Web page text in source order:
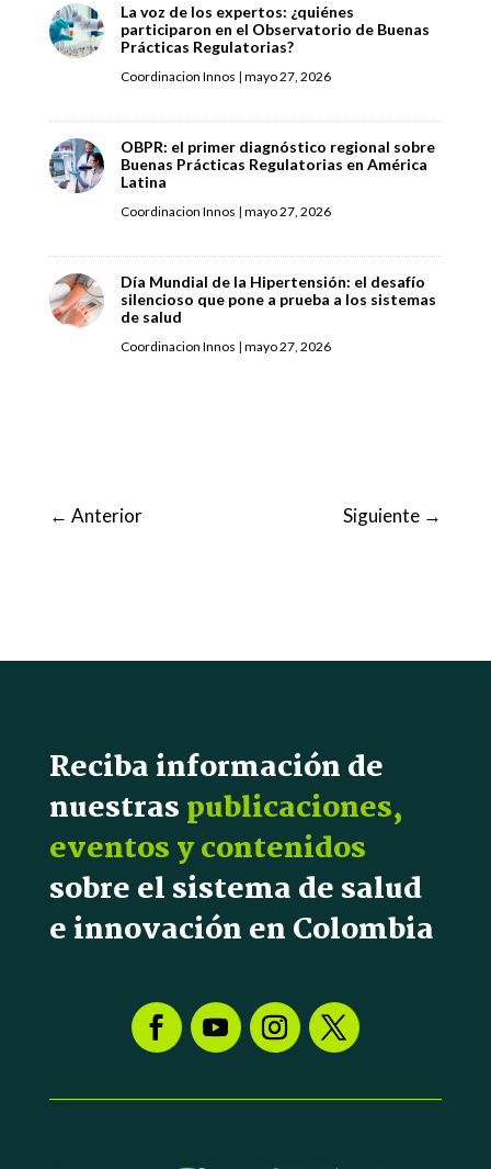
La voz de los expertos: ¿quiénes
participaron en el Observatorio de Buenas
Prácticas Regulatorias?
Coordinacion Innos | mayo 27, 2026
OBPR: el primer diagnóstico regional sobre
Buenas Prácticas Regulatorias en América
Latina
Coordinacion Innos | mayo 27, 2026
Día Mundial de la Hipertensión: el desafío
silencioso que pone a prueba a los sistemas
de salud
Coordinacion Innos | mayo 27, 2026
← Anterior Siguiente →
Reciba información de
nuestraspublicaciones,
eventos y contenidos
sobre el sistema de salud
e innovación en Colombia